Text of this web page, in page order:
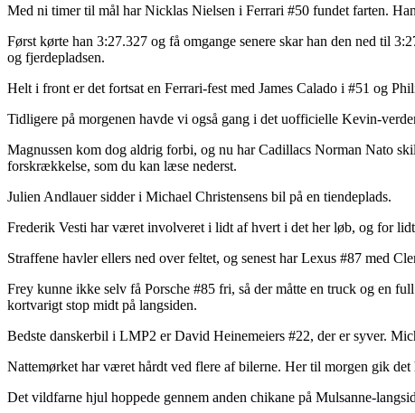
Med ni timer til mål har Nicklas Nielsen i Ferrari #50 fundet farten.
Først kørte han 3:27.327 og få omgange senere skar han den ned til
og fjerdepladsen.
Helt i front er det fortsat en Ferrari-fest med James Calado i #51 og
Tidligere på morgenen havde vi også gang i det uofficielle Kevin-
Magnussen kom dog aldrig forbi, og nu har Cadillacs Norman Nato
forskrækkelse, som du kan læse nederst.
Julien Andlauer sidder i Michael Christensens bil på en tiendeplads.
Frederik Vesti har været involveret i lidt af hvert i det her løb, og for
Straffene havler ellers ned over feltet, og senest har Lexus #87 med
Frey kunne ikke selv få Porsche #85 fri, så der måtte en truck og en
kortvarigt stop midt på langsiden.
Bedste danskerbil i LMP2 er David Heinemeiers #22, der er syver.
Nattemørket har været hårdt ved flere af bilerne. Her til morgen gik
Det vildfarne hjul hoppede gennem anden chikane på Mulsanne-